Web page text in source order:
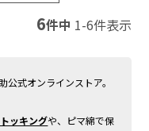
6件中 1-6件表示
式オンラインストア。
ッキングや、ピマ綿で保